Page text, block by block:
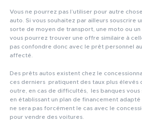
Vous ne pourrez pas l’utiliser pour autre chose
auto. Si vous souhaitez par ailleurs souscrire
sorte de moyen de transport, une moto ou un
vous pourrez trouver une offre similaire à
pas confondre donc avec le prêt personnel
affecté.
Des prêts autos existent chez le
ces derniers pratiquent des taux plus élevés
outre, en cas de difficultés, les banques vous
en établissant un plan de financement
ne sera pas forcément le cas avec le
pour vendre des voitures.